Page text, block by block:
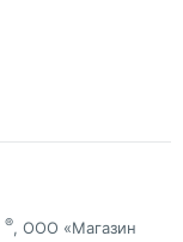
®, ООО «Магазин